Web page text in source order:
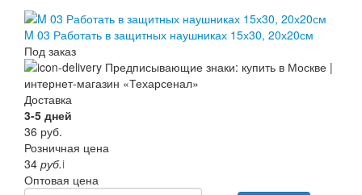
M 03 Работать в защитных наушниках 15х30, 20х20см
Под заказ
Доставка
3-5 дней
36 руб.
Розничная цена
34 руб.i
Оптовая цена